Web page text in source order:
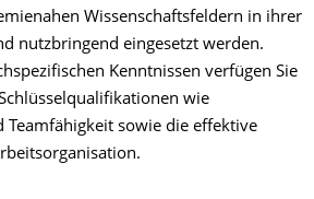
Wissenschaftsfeldern in ihrer
nutzbringend eingesetzt werden.
Kenntnissen verfügen Sie
wie
Teamfähigkeit sowie die effektive